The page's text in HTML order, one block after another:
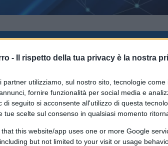
- Il rispetto della tua privacy è la nostra
partner utilizziamo, sul nostro sito, tecnologie
fornire funzionalità per social media e
di seguito si acconsente all'utilizzo di questa
tue scelte sul consenso in qualsiasi momento
that this website/app uses one or more Google
but not limited to your visit or usage
è il grande scisma che ha investito il
universitario che aveva chiesto di
facoltà letteraria del Nord, aveva
obiettato al suo sponsor: «Ma
che il candidato era, sì, liberale, ma
un simpatizzante diGiovanni